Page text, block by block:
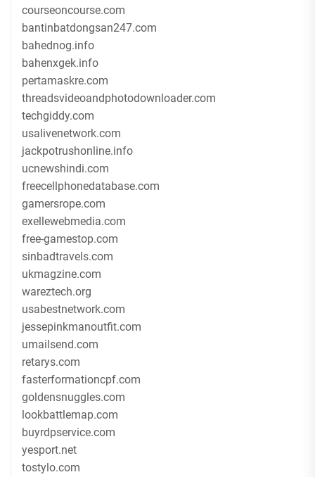
courseoncourse.com
bantinbatdongsan247.com
bahednog.info
bahenxgek.info
pertamaskre.com
threadsvideoandphotodownloader.com
techgiddy.com
usalivenetwork.com
jackpotrushonline.info
ucnewshindi.com
freecellphonedatabase.com
gamersrope.com
exellewebmedia.com
free-gamestop.com
sinbadtravels.com
ukmagzine.com
wareztech.org
usabestnetwork.com
jessepinkmanoutfit.com
umailsend.com
retarys.com
fasterformationcpf.com
goldensnuggles.com
lookbattlemap.com
buyrdpservice.com
yesport.net
tostylo.com